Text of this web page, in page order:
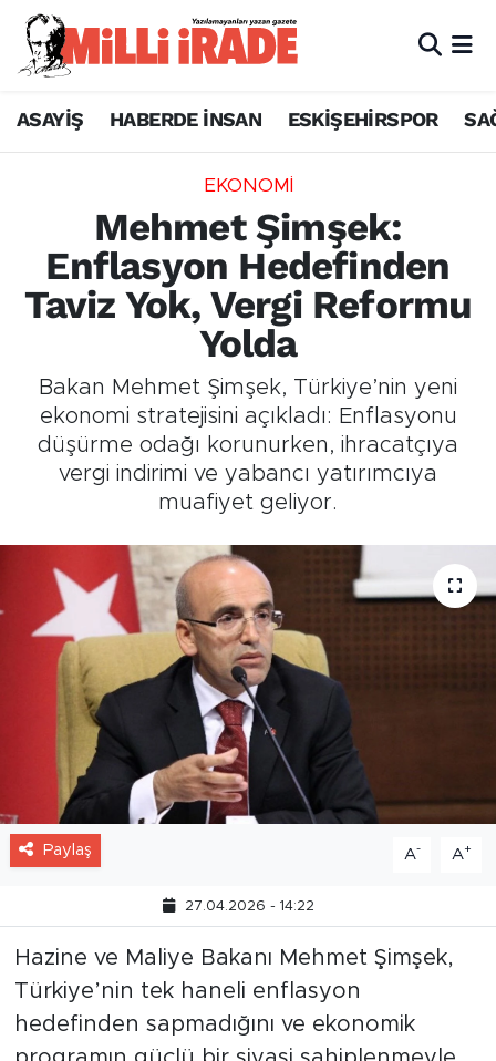
ASAYİŞ HABERDE İNSAN ESKİŞEHİRSPOR
EKONOMİ
Mehmet Şimşek:
Enflasyon Hedefinden
Taviz Yok, Vergi Reformu
Yolda
Bakan Mehmet Şimşek, Türkiye’nin yeni
ekonomi stratejisini açıkladı: Enflasyonu
düşürme odağı korunurken, ihracatçıya
vergi indirimi ve yabancı yatırımcıya
muafiyet geliyor.
Paylaş A- A+
27.04.2026 - 14:22
Hazine ve Maliye Bakanı Mehmet Şimşek,
Türkiye’nin tek haneli enflasyon
hedefinden sapmadığını ve ekonomik